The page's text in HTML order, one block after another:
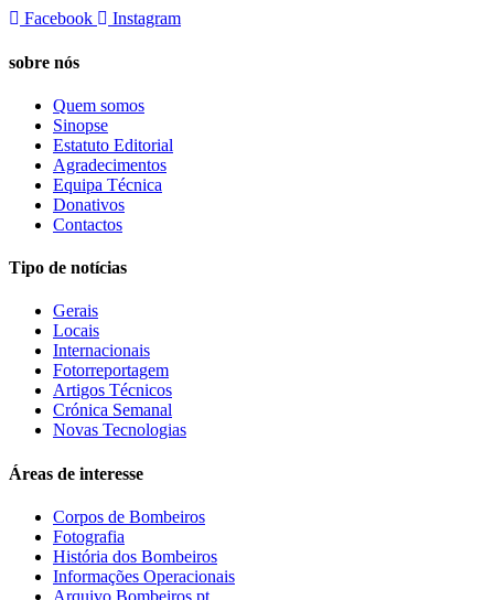
Facebook Instagram
sobre nós
Quem somos
Sinopse
Estatuto Editorial
Agradecimentos
Equipa Técnica
Donativos
Contactos
Tipo de notícias
Gerais
Locais
Internacionais
Fotorreportagem
Artigos Técnicos
Crónica Semanal
Novas Tecnologias
Áreas de interesse
Corpos de Bombeiros
Fotografia
História dos Bombeiros
Informações Operacionais
Arquivo Bombeiros.pt